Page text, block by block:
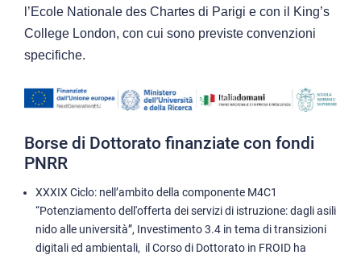
l’Ecole Nationale des Chartes di Parigi e con il King’s
College London, con cui sono previste convenzioni
specifiche.
Borse di Dottorato finanziate con fondi
PNRR
XXXIX Ciclo: nell’ambito della componente M4C1
“Potenziamento dell'offerta dei servizi di istruzione: dagli asili
nido alle università”, Investimento 3.4 in tema di transizioni
digitali ed ambientali, il Corso di Dottorato in FROID ha